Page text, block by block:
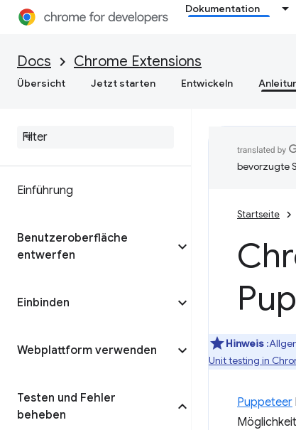
Dokumentation
Docs Chrome Extensions
Übersicht Jetzt starten Entwickeln
Einführung
Benutzeroberfläche
entwerfen
Einbinden
Webplattform verwenden
Testen und Fehler
beheben
bevorzugte
Startseite
Hinweis
Unit testing in
Puppeteer